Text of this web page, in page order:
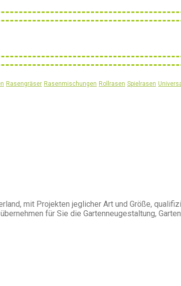
Rasengräser Rasenmischungen Rollrasen Spielrasen
mit Projekten jeglicher Art und Größe,
für Sie die Gartenneugestaltung,